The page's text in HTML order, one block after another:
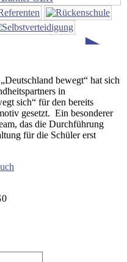
►
bewegt“ hat sich
in
sich“ für den bereits
gesetzt. Ein besonderer
das die Durchführung
für die Schüler erst